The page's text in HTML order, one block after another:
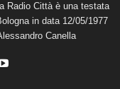
Radio Città è una testata
in data 12/05/1977
Canella